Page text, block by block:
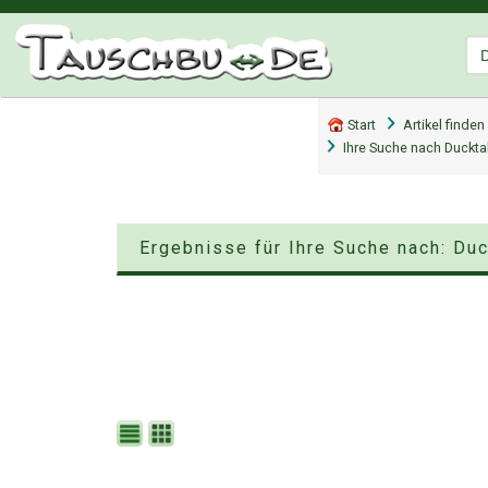
Start
Artikel finden
Ihre Suche nach
Ergebnisse für Ihre Suche nach: